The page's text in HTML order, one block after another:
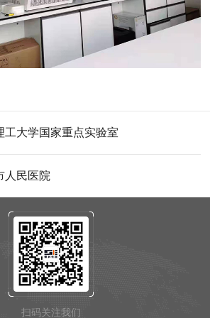
工大学国家重点实验室
人民医院
扫码关注我们